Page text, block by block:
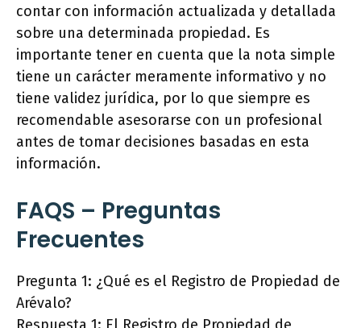
contar con información actualizada y detallada
sobre una determinada propiedad. Es
importante tener en cuenta que la nota simple
tiene un carácter meramente informativo y no
tiene validez jurídica, por lo que siempre es
recomendable asesorarse con un profesional
antes de tomar decisiones basadas en esta
información.
FAQS – Preguntas
Frecuentes
Pregunta 1: ¿Qué es el Registro de Propiedad de
Arévalo?